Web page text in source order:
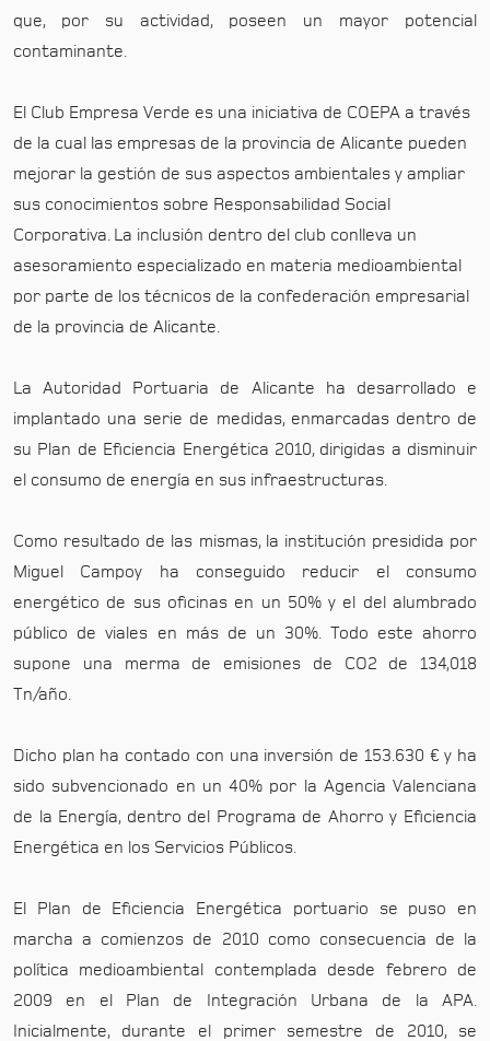
que, por su actividad, poseen un mayor potencial
contaminante.
El Club Empresa Verde es una iniciativa de COEPA a través
de la cual las empresas de la provincia de Alicante pueden
mejorar la gestión de sus aspectos ambientales y ampliar
sus conocimientos sobre Responsabilidad Social
Corporativa. La inclusión dentro del club conlleva un
asesoramiento especializado en materia medioambiental
por parte de los técnicos de la confederación empresarial
de la provincia de Alicante.
La Autoridad Portuaria de Alicante ha desarrollado e
implantado una serie de medidas, enmarcadas dentro de
su Plan de Eficiencia Energética 2010, dirigidas a disminuir
el consumo de energía en sus infraestructuras.
Como resultado de las mismas, la institución presidida por
Miguel Campoy ha conseguido reducir el consumo
energético de sus oficinas en un 50% y el del alumbrado
público de viales en más de un 30%. Todo este ahorro
supone una merma de emisiones de CO2 de 134,018
Tn/año.
Dicho plan ha contado con una inversión de 153.630 € y ha
sido subvencionado en un 40% por la Agencia Valenciana
de la Energía, dentro del Programa de Ahorro y Eficiencia
Energética en los Servicios Públicos.
El Plan de Eficiencia Energética portuario se puso en
marcha a comienzos de 2010 como consecuencia de la
política medioambiental contemplada desde febrero de
2009 en el Plan de Integración Urbana de la APA.
Inicialmente, durante el primer semestre de 2010, se